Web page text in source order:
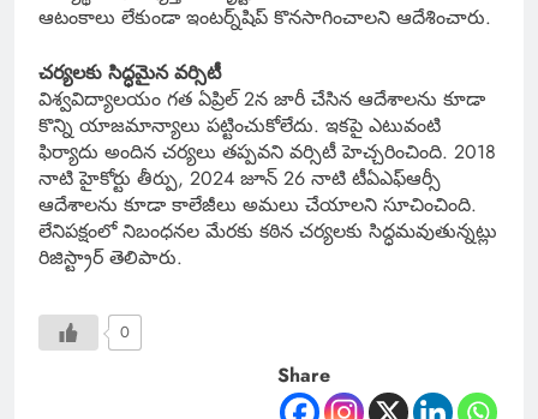
ఆటంకాలు లేకుండా ఇంటర్న్‌షిప్ కొనసాగించాలని ఆదేశించారు.
చర్యలకు సిద్ధమైన వర్సిటీ
విశ్వవిద్యాలయం గత ఏప్రిల్ 2న జారీ చేసిన ఆదేశాలను కూడా
కొన్ని యాజమాన్యాలు పట్టించుకోలేదు. ఇకపై ఎటువంటి
ఫిర్యాదు అందిన చర్యలు తప్పవని వర్సిటీ హెచ్చరించింది. 2018
నాటి హైకోర్టు తీర్పు, 2024 జూన్ 26 నాటి టీఏఎఫ్ఆర్సీ
ఆదేశాలను కూడా కాలేజీలు అమలు చేయాలని సూచించింది.
లేనిపక్షంలో నిబంధనల మేరకు కఠిన చర్యలకు సిద్ధమవుతున్నట్లు
రిజిస్ట్రార్ తెలిపారు.
0
Share